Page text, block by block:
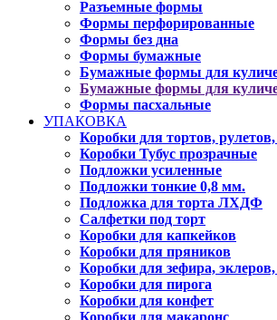
Разъемные формы
Формы перфорированные
Формы без дна
Формы бумажные
Бумажные формы для
Бумажные формы для
Формы пасхальные
УПАКОВКА
Коробки для тортов,
Коробки Тубус прозрачные
Подложки усиленные
Подложки тонкие 0,8 мм.
Подложка для торта ЛХДФ
Салфетки под торт
Коробки для капкейков
Коробки для пряников
Коробки для зефира,
Коробки для пирога
Коробки для конфет
Коробки для макаронс